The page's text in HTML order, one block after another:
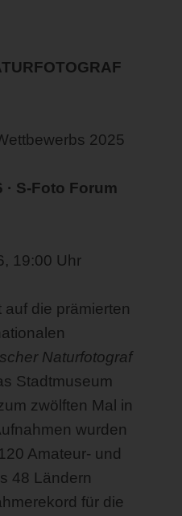
2025
· S-Foto Forum
19:00 Uhr
die prämierten
Naturfotograf
Stadtmuseum
zwölften Mal in
wurden
Amateur- und
48 Ländern
für die